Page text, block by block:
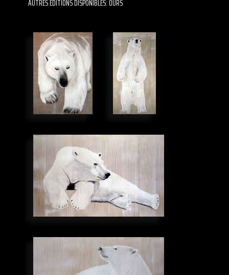
AUTRES EDITIONS DISPONIBLES: OURS